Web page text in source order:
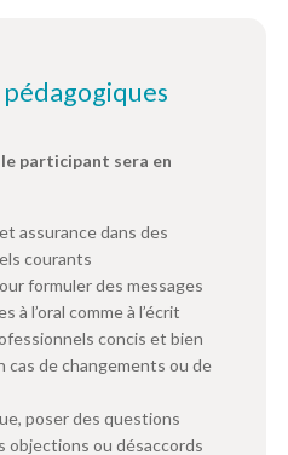
participant sera en
assurance dans des
courants
formuler des messages
à l’oral comme à l’écrit
concis et bien
cas de changements ou de
poser des questions
objections ou désaccords